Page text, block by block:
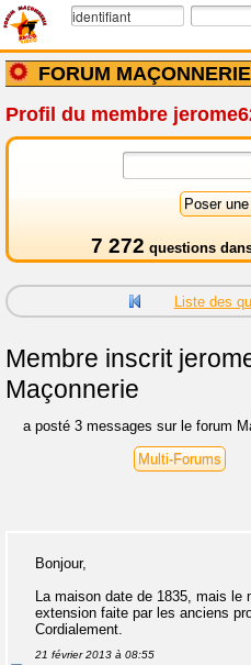
FORUM MAÇONNERIE
Profil du membre
7 272 questions
Liste des
Membre inscrit
Maçonnerie
a posté 3 messages sur le forum
Multi-Forums
Bonjour,
La maison date de 1835, mais le
extension faite par les anciens
Cordialement.
21 février 2013 à 08:55